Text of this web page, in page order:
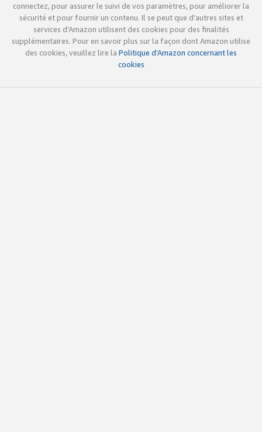
connectez, pour assurer le suivi de vos paramètres, pour améliorer la
sécurité et pour fournir un contenu. Il se peut que d’autres sites et
services d’Amazon utilisent des cookies pour des finalités
supplémentaires. Pour en savoir plus sur la façon dont Amazon utilise
des cookies, veuillez lire la Politique d’Amazon concernant les
cookies